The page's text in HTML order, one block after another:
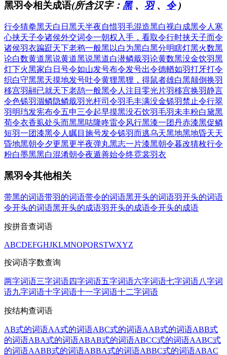
黑羽令相关成语(所含汉字： 黑、 羽、 令)
行令猜拳黑天白日 黑天半夜自惜羽毛混造黑白视白成黑令人寒
心挟天子令诸侯外交词令一朝权入手，看取令行时挟天子而令
诸侯羽衣蹁跹天下老鸦一般黑以白为黑白黑分明瞎灯黑火数黑
论白数黄道黑说黄道黑说黑道白潜鳞戢羽论黄数黑没金饮羽黑
灯下火黑家白日 号令如山发号布令发号出令德輶如羽打牙打令
织白守黑黑天摸地发号吐令黄狸黑狸，得鼠者雄白黑颠倒换羽
移宫羽翮已就天下老鸹一般黑令人注目 零光片羽移宫换羽静言
令色铩羽涸鳞隐鳞戢羽光杆司令羽毛丰满没金铩羽禁止令行翠
羽明珰发宪布令五申三令起早摸黑没石饮羽毛羽未丰粉白黛黑
荀令衣香虱处头而黑黑咕隆咚雷令风行黑漆一团丹赤漆黑促鳞
短羽一团漆黑令人瞩目 施号发令铩羽而逃乌天黑地黑地昏天天
昏地黑朝令夕更黑更半夜弹丸黑志一片漆黑朝令暮改猜枚行令
粉白墨黑黑白混淆朝令夜遁善始令终霓裳羽衣
黑羽令其他相关
带黑的词语带羽的词语带令的词语黑开头的词语羽开头的词语
令开头的词语黑开头的成语羽开头的成语令开头的成语
按拼音查词语
ABCDEFGHJKLMNOPQRSTWXYZ
按词语字数查询
两字词语三字词语四字词语五字词语六字词语七字词语八字词
语九字词语十字词语十一字词语十二字词语
按结构查词语
AB式的词语AA式的词语ABC式的词语AAB式的词语ABB式
的词语ABA式的词语ABAB式的词语ABCC式的词语AABC式
的词语AABB式的词语ABBA式的词语ABBC式的词语ABAC